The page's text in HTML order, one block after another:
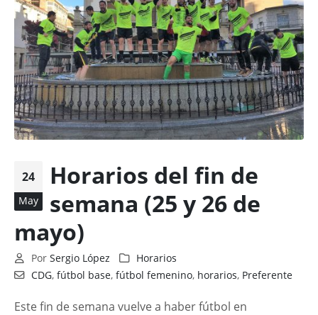
24
May
Horarios del fin de
semana (25 y 26 de
mayo)
Por Sergio López
Horarios
CDG,fútbol base,fútbol femenino, horarios, Preferente
Este fin de semana vuelve a haber fútbol en